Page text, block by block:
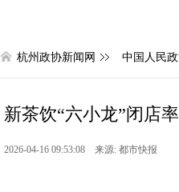
杭州政协新闻网 中国人民
新茶饮“六小龙”闭店
2026-04-16 09:53:08 来源: 都市快报